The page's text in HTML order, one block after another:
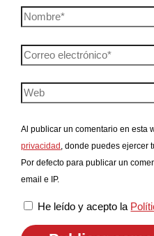
Al publicar un comentario en esta
privacidad , donde puedes ejercer
Por defecto para publicar un
email e IP.
He leído y acepto la